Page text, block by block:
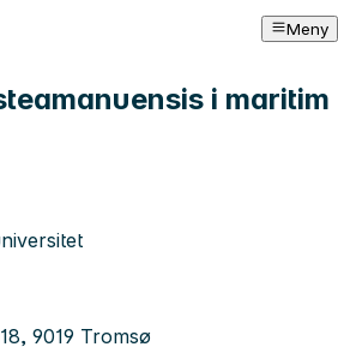
Meny
i maritim
9019 Tromsø